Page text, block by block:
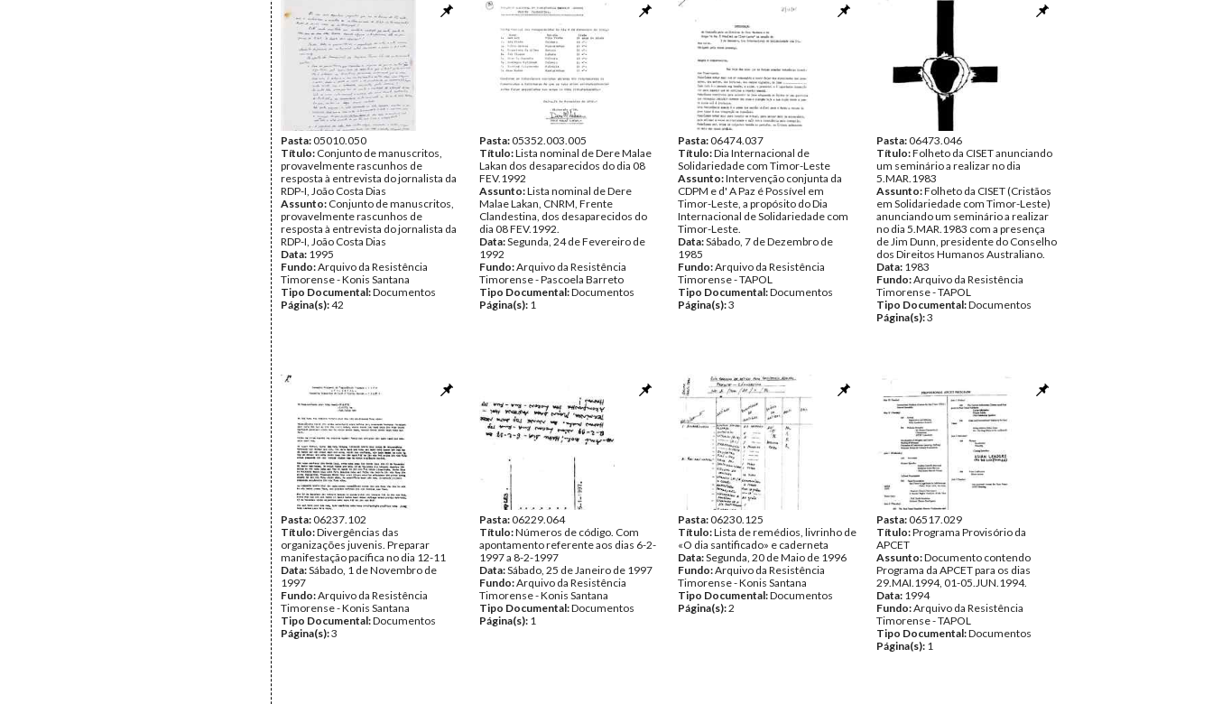
Pasta:05010.050
Título: Conjunto de manuscritos,
provavelmente rascunhos de
resposta à entrevista do jornalista da
RDP-I, João Costa Dias
Assunto: Conjunto de manuscritos,
provavelmente rascunhos de
resposta à entrevista do jornalista da
RDP-I, João Costa Dias
Data: 1995
Fundo:Arquivo da Resistência
Timorense - Konis Santana
Tipo Documental:Documentos
Página(s):42
Pasta:05352.003.005
Título:Lista nominal de Dere Malae
Lakan dos desaparecidos do dia 08
FEV.1992
Assunto:Lista nominal de Dere
Malae Lakan, CNRM, Frente
Clandestina, dos desaparecidos do
dia 08 FEV.1992.
Data:Segunda, 24 de Fevereiro de
1992
Fundo:Arquivo da Resistência
Timorense - Pascoela Barreto
Tipo Documental:Documentos
Página(s): 1
Pasta:06474.037
Título:Dia Internacional de
Solidariedade com Timor-Leste
Assunto:Intervenção conjunta da
CDPM e d' A Paz é Possível em
Timor-Leste, a propósito do Dia
Internacional de Solidariedade com
Timor-Leste.
Data:Sábado, 7 de Dezembro de
1985
Fundo:Arquivo da Resistência
Timorense - TAPOL
Tipo Documental:Documentos
Página(s):3
Pasta:06473.046
Título:Folheto da CISET anunciando
um seminário a realizar no dia
5.MAR.1983
Assunto:Folheto da CISET (Cristãos
em Solidariedade com Timor-Leste)
anunciando um seminário a realizar
no dia 5.MAR.1983 com a presença
de Jim Dunn, presidente do Conselho
dos Direitos Humanos Australiano.
Data: 1983
Fundo:Arquivo da Resistência
Timorense - TAPOL
Tipo Documental:Documentos
Página(s):3
Pasta:06237.102
Título:Divergências das
organizações juvenis. Preparar
manifestação pacífica no dia 12-11
Data:Sábado, 1 de Novembro de
1997
Fundo:Arquivo da Resistência
Timorense - Konis Santana
Tipo Documental:Documentos
Página(s):3
Pasta:06229.064
Título:Números de código. Com
apontamento referente aos dias 6-2-
1997 a 8-2-1997
Data:Sábado, 25 de Janeiro de 1997
Fundo:Arquivo da Resistência
Timorense - Konis Santana
Tipo Documental:Documentos
Página(s): 1
Pasta:06230.125
Título:Lista de remédios, livrinho de
«O dia santificado» e caderneta
Data:Segunda, 20 de Maio de 1996
Fundo:Arquivo da Resistência
Timorense - Konis Santana
Tipo Documental:Documentos
Página(s):2
Pasta:06517.029
Título:Programa Provisório da
APCET
Assunto:Documento contendo
Programa da APCET para os dias
29.MAI.1994, 01-05.JUN.1994.
Data: 1994
Fundo:Arquivo da Resistência
Timorense - TAPOL
Tipo Documental:Documentos
Página(s): 1